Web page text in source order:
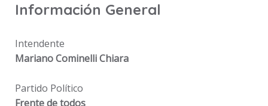
Información General
Intendente
Mariano Cominelli Chiara
Partido Político
Frente de todos